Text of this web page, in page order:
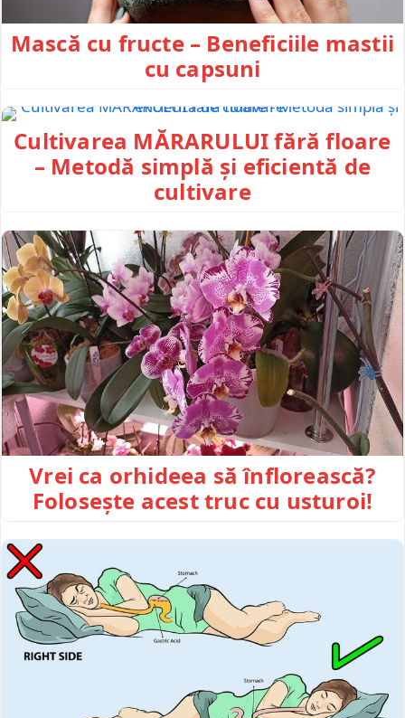
Mască cu fructe – Beneficiile mastii
cu capsuni
Cultivarea MĂRARULUI fără floare
– Metodă simplă și eficientă de
cultivare
Vrei ca orhideea să înflorească?
Folosește acest truc cu usturoi!